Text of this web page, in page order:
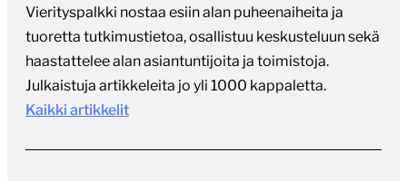
Vierityspalkki nostaa esiin alan puheenaiheita ja
tuoretta tutkimustietoa, osallistuu keskusteluun sekä
haastattelee alan asiantuntijoita ja toimistoja.
Julkaistuja artikkeleita jo yli 1000 kappaletta.
Kaikki artikkelit